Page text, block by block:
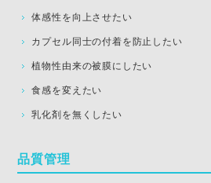
体感性を向上させたい
カプセル同士の付着を防止したい
植物性由来の被膜にしたい
食感を変えたい
乳化剤を無くしたい
品質管理